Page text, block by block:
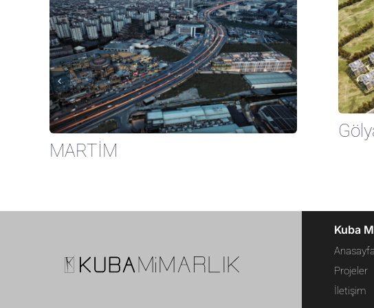
MARTİM
Kuba
Anasayfa
Projeler
İletişim